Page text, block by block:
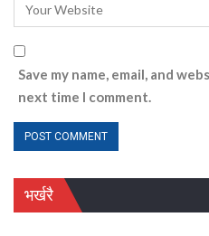
Save my name, email, and
next time I comment.
भर्खरै